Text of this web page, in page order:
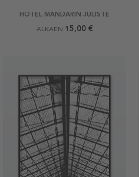
HOTEL MANDARIN JULISTE
ALKAEN 15,00 €